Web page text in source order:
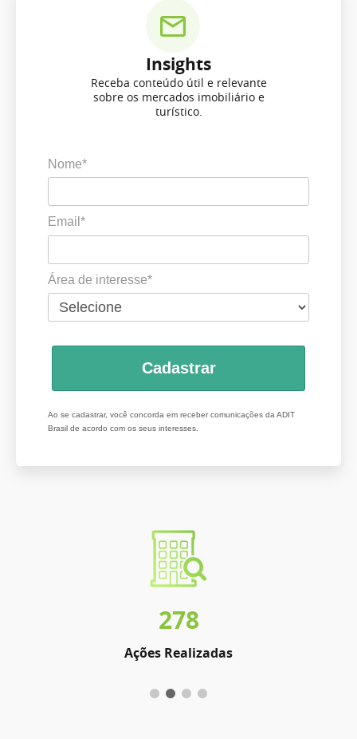
Insights
Receba conteúdo útil e relevante
sobre os mercados imobiliário e
turístico.
Nome*
Email*
Área de interesse*
Cadastrar
Ao se cadastrar, você concorda em receber comunicações da ADIT
Brasil de acordo com os seus interesses.
278
Ações Realizadas